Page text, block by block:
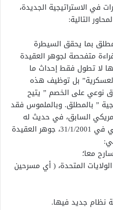
في الاستراتيجية الجديدة،
التالية:
بما يحقق السيطرة
متفحصة لجوهر العقيدة
لا تطول فقط إحداث ما
بل توظيف هذه
نوعي على الخصم ” يتيح
” بالمطلق. وبالملموس فقد
السابق، في حديث له
أمام طلاب جامعة الدفاع الوطني في 31/1/2001، جوهر العقيدة
معا؛
المتحدة، ( أي مسرحين
نظام جديد فيها.